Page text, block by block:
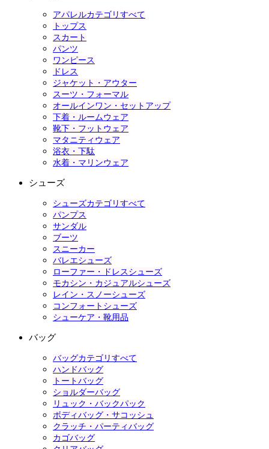
アパレルカテゴリすべて
トップス
スカート
パンツ
ワンピース
ドレス
ジャケット・アウター
スーツ・フォーマル
オールインワン・セットアップ
下着・ルームウェア
靴下・フットウェア
マタニティウェア
浴衣・下駄
水着・マリンウェア
シューズ
シューズカテゴリすべて
パンプス
サンダル
ブーツ
スニーカー
バレエシューズ
ローファー・ドレスシューズ
モカシン・カジュアルシューズ
レイン・スノーシューズ
コンフォートシューズ
シューケア・靴用品
バッグ
バッグカテゴリすべて
ハンドバッグ
トートバッグ
ショルダーバッグ
リュック・バックパック
ボディバッグ・サコッシュ
クラッチ・パーティバッグ
カゴバッグ